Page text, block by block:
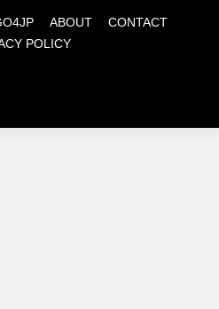
ABOUT
CONTACT
POLICY